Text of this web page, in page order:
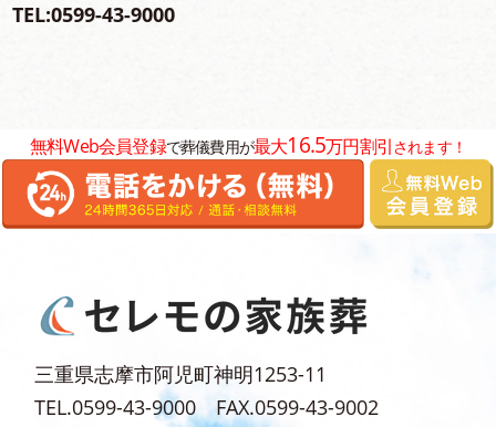
TEL:0599-43-9000
無料Web会員登録で葬儀費用が最大16.5万円割引されます！
三重県志摩市阿児町神明1253-11
TEL.0599-43-9000 FAX.0599-43-9002